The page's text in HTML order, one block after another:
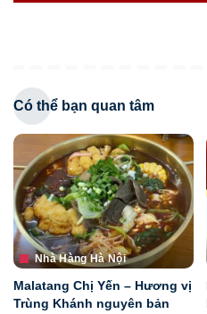
Có thể bạn quan tâm
Nhà Hàng Hà Nội
Malatang Chị Yến – Hương vị
Trùng Khánh nguyên bản